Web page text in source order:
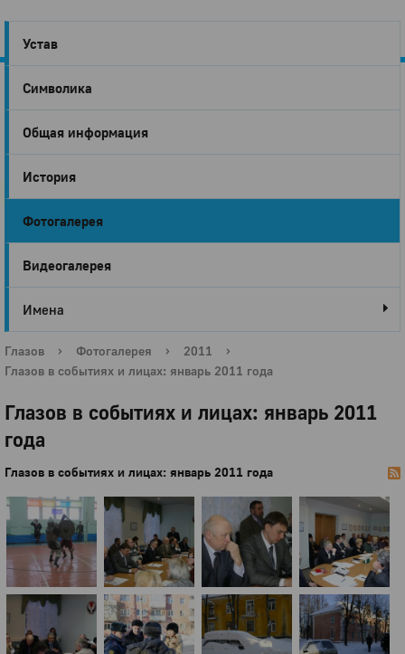
Город
Глазов
Устав
Символика
Общая информация
История
Фотогалерея
Видеогалерея
Имена
Глазов › Фотогалерея › 2011
›
Глазов в событиях и лицах: январь 2011 года
Глазов в событиях и лицах: январь 2011
года
Глазов в событиях и лицах: январь 2011 года